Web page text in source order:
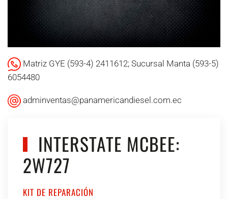
Matriz GYE (593-4) 2411612; Sucursal Manta (593-5)
6054480
adminventas@panamericandiesel.com.ec
INTERSTATE MCBEE:
2W727
KIT DE REPARACIÓN